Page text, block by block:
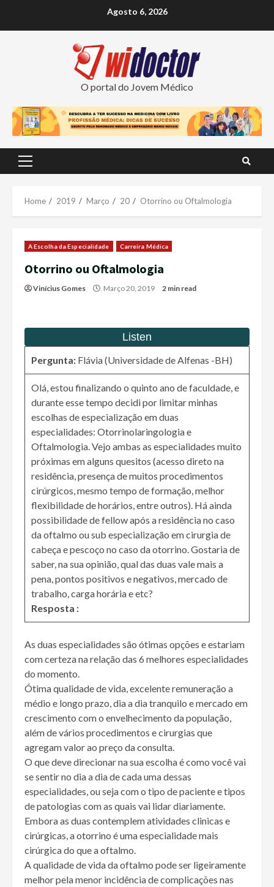
Agosto 6, 2026
O portal do Jovem Médico
Primary
Home 2019 Março 20 Otorrino ou Oftalmologia
A Escolha da Especialidade Carreira Médica
Otorrino ou Oftalmologia
Vinícius Gomes Março 20, 2019 2 min read
Pergunta: Flávia (Universidade de Alfenas -BH)
Olá, estou finalizando o quinto ano de faculdade, e
durante esse tempo decidi por limitar minhas
escolhas de especialização em duas
especialidades: Otorrinolaringologia e
Oftalmologia. Vejo ambas as especialidades muito
próximas em alguns quesitos (acesso direto na
residência, presença de muitos procedimentos
cirúrgicos, mesmo tempo de formação, melhor
flexibilidade de horários, entre outros). Há ainda
possibilidade de fellow após a residência no caso
da oftalmo ou sub especialização em cirurgia de
cabeça e pescoço no caso da otorrino. Gostaria de
saber, na sua opinião, qual das duas vale mais a
pena, pontos positivos e negativos, mercado de
trabalho, carga horária e etc?
Resposta :
As duas especialidades são ótimas opções e estariam
com certeza na relação das 6 melhores especialidades
do momento.
Ótima qualidade de vida, excelente remuneração a
médio e longo prazo, dia a dia tranquilo e mercado em
crescimento com o envelhecimento da população,
além de vários procedimentos e cirurgias que
agregam valor ao preço da consulta.
O que deve direcionar na sua escolha é como você vai
se sentir no dia a dia de cada uma dessas
especialidades, ou seja com o tipo de paciente e tipos
de patologias com as quais vai lidar diariamente.
Embora as duas contemplem atividades clinicas e
cirúrgicas, a otorrino é uma especialidade mais
cirúrgica do que a oftalmo.
A qualidade de vida da oftalmo pode ser ligeiramente
melhor pela menor incidência de complicações nas